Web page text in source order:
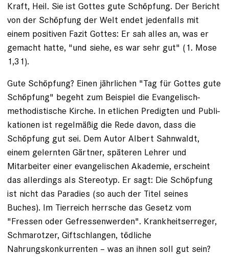
Kraft, Heil. Sie ist Gottes gute Schöpfung. Der Bericht
von der Schöpfung der Welt endet jedenfalls mit
einem positiven Fazit Gottes: Er sah alles an, was er
gemacht hatte, "und siehe, es war sehr gut" (1. Mose
1,31).
Gute Schöpfung? Einen jährlichen "Tag für Gottes gute
Schöpfung" begeht zum Beispiel die Evangelisch-
methodistische Kirche. In etlichen Predigten und Publi­
kationen ist regelmäßig die Rede davon, dass die
Schöpfung gut sei. Dem Autor ­Albert Sahnwaldt,
einem gelernten Gärtner, späteren Lehrer und
Mitarbeiter einer evangelischen Akademie, erscheint
das ­allerdings als Stereotyp. Er sagt: Die Schöpfung
ist nicht das Paradies (so auch der Titel seines
Buches). Im Tierreich herrsche das Gesetz vom
"Fressen oder Gefressenwerden". Krankheitserreger,
Schmarotzer, Giftschlangen, tödliche
Nahrungskonkurrenten – was an ihnen soll gut sein?